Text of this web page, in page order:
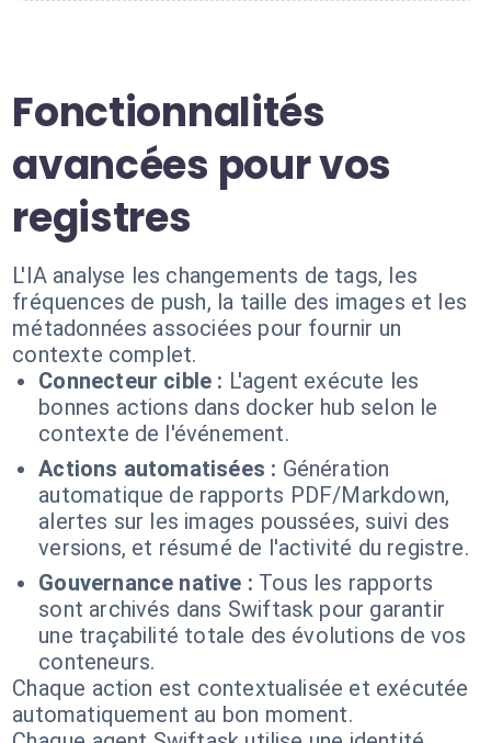
Fonctionnalités
avancées pour vos
registres
L'IA analyse les changements de tags, les
fréquences de push, la taille des images et les
métadonnées associées pour fournir un
contexte complet.
Connecteur cible : L'agent exécute les
bonnes actions dans docker hub selon le
contexte de l'événement.
Actions automatisées : Génération
automatique de rapports PDF/Markdown,
alertes sur les images poussées, suivi des
versions, et résumé de l'activité du registre.
Gouvernance native : Tous les rapports
sont archivés dans Swiftask pour garantir
une traçabilité totale des évolutions de vos
conteneurs.
Chaque action est contextualisée et exécutée
automatiquement au bon moment.